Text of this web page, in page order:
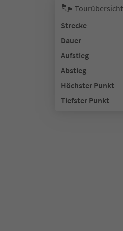
Tourübersicht
Strecke
Dauer
Aufstieg
Abstieg
Höchster Punkt
Tiefster Punkt